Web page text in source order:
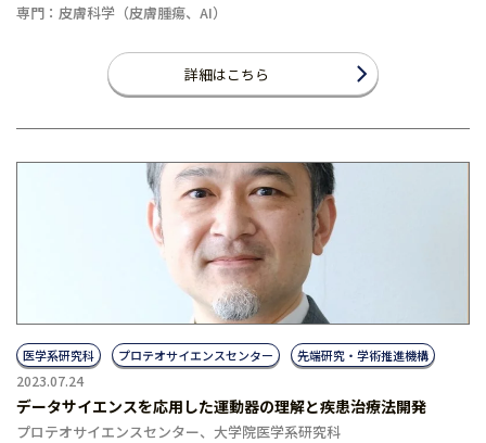
専門：皮膚科学（皮膚腫瘍、AI）
詳細はこちら
医学系研究科 プロテオサイエンスセンター 先端研究・学術推進機構
2023.07.24
データサイエンスを応用した運動器の理解と疾患治療法開発
プロテオサイエンスセンター、大学院医学系研究科